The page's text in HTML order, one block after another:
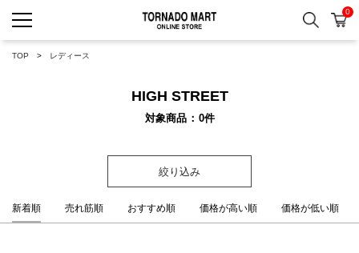
検索 カ
0
TOP レディース
HIGH STREET
対象商品 0件
絞り込み
新着順 売れ筋順 おすすめ順 価格が高い順 価格が低い順